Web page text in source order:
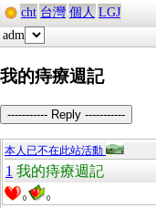
cht 台灣 個人 LGJ
adm
我的痔療週記
----------- Reply -----------
本人已不在此站活動
1 我的痔療週記
0 0